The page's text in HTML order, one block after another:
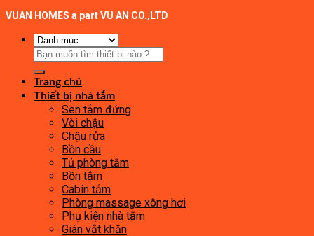
VUAN HOMES a part VU AN CO.,LTD
Tìm
kiếm:
Trang chủ
Thiết bị nhà tắm
Sen tắm đứng
Vòi chậu
Chậu rửa
Bồn cầu
Tủ phòng tắm
Bồn tắm
Cabin tắm
Phòng massage xông hơi
Phụ kiện nhà tắm
Giàn vắt khăn